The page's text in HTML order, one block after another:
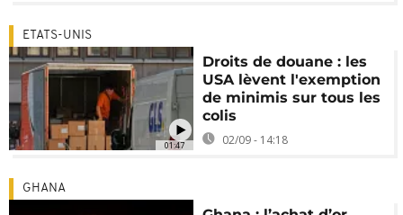
01:47
ETATS-UNIS
Droits de douane : les
USA lèvent l'exemption
de minimis sur tous les
colis
02/09 - 14:18
GHANA